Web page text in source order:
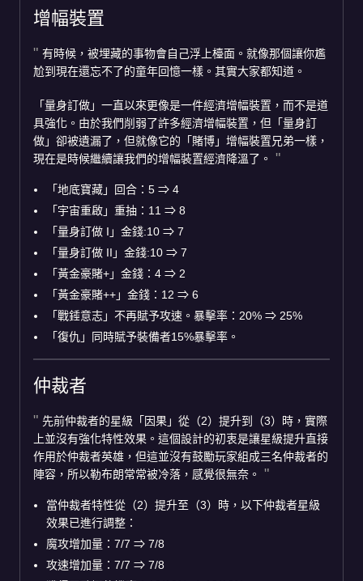
增幅裝置
有時候，被埋藏的事物會自己浮上檯面。就像那個讓你尷
尬到現在還忘不了的童年回憶一樣。其實大家都知道。
「量身訂做」一直以來更像是一件經濟增幅裝置，而不是道
具強化。由於我們削弱了許多經濟增幅裝置，但「量身訂
做」卻被遺漏了，但就像它的「賭博」增幅裝置兄弟一樣，
現在是時候繼續讓我們的增幅裝置經濟降溫了。
「地底寶藏」回合：5 ⇒ 4
「宇宙重啟」重抽：11 ⇒ 8
「量身訂做 I」金錢:10 ⇒ 7
「量身訂做 II」金錢:10 ⇒ 7
「黃金豪賭+」金錢：4 ⇒ 2
「黃金豪賭++」金錢：12 ⇒ 6
「戰錘意志」不再賦予攻速。暴擊率：20% ⇒ 25%
「復仇」同時賦予裝備者15%暴擊率。
仲裁者
先前仲裁者的星級「因果」從（2）提升到（3）時，實際
上並沒有強化特性效果。這個設計的初衷是讓星級提升直接
作用於仲裁者英雄，但這並沒有鼓勵玩家組成三名仲裁者的
陣容，所以勒布朗常常被冷落，感覺很無奈。
當仲裁者特性從（2）提升至（3）時，以下仲裁者星級
效果已進行調整：
魔攻增加量：7/7 ⇒ 7/8
攻速增加量：7/7 ⇒ 7/8